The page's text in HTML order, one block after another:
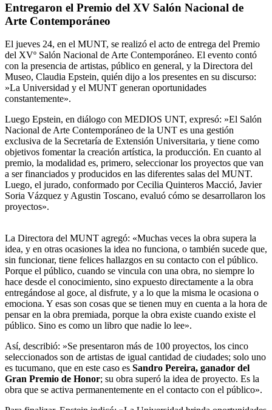
Entregaron el Premio del XV Salón Nacional de
Arte Contemporáneo
El jueves 24, en el MUNT, se realizó el acto de entrega del Premio
del XVº Salón Nacional de Arte Contemporáneo. El evento contó
con la presencia de artistas, público en general, y la Directora del
Museo, Claudia Epstein, quién dijo a los presentes en su discurso:
»La Universidad y el MUNT generan oportunidades
constantemente».
Luego Epstein, en diálogo con MEDIOS UNT, expresó: »El Salón
Nacional de Arte Contemporáneo de la UNT es una gestión
exclusiva de la Secretaría de Extensión Universitaria, y tiene como
objetivos fomentar la creación artística, la producción. En cuanto al
premio, la modalidad es, primero, seleccionar los proyectos que van
a ser financiados y producidos en las diferentes salas del MUNT.
Luego, el jurado, conformado por Cecilia Quinteros Macció, Javier
Soria Vázquez y Agustin Toscano, evaluó cómo se desarrollaron los
proyectos».
La Directora del MUNT agregó: «Muchas veces la obra supera la
idea, y en otras ocasiones la idea no funciona, o también sucede que,
sin funcionar, tiene felices hallazgos en su contacto con el público.
Porque el público, cuando se vincula con una obra, no siempre lo
hace desde el conocimiento, sino expuesto directamente a la obra
entregándose al goce, al disfrute, y a lo que la misma le ocasiona o
emociona. Y esas son cosas que se tienen muy en cuenta a la hora de
pensar en la obra premiada, porque la obra existe cuando existe el
público. Sino es como un libro que nadie lo lee».
Así, describió: »Se presentaron más de 100 proyectos, los cinco
seleccionados son de artistas de igual cantidad de ciudades; solo uno
es tucumano, que en este caso es Sandro Pereira, ganador del
Gran Premio de Honor; su obra superó la idea de proyecto. Es la
obra que se activa permanentemente en el contacto con el público».